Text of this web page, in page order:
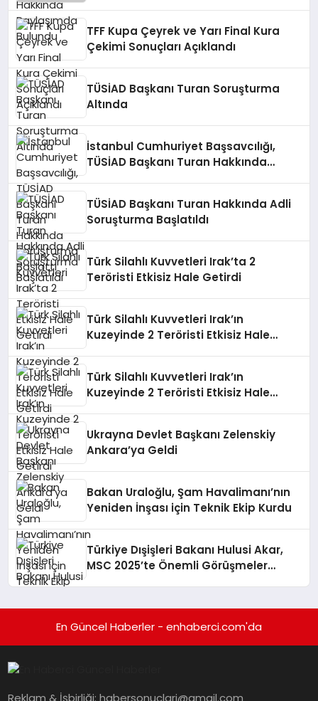
TFF Kupa Çeyrek ve Yarı Final Kura
Çekimi Sonuçları Açıklandı
TÜSİAD Başkanı Turan Soruşturma
Altında
İstanbul Cumhuriyet Başsavcılığı,
TÜSİAD Başkanı Turan Hakkında
TÜSİAD Başkanı Turan Hakkında Adli
Soruşturma Başlatıldı
Türk Silahlı Kuvvetleri Irak’ta 2
Teröristi Etkisiz Hale Getirdi
Türk Silahlı Kuvvetleri Irak’ın
Kuzeyinde 2 Teröristi Etkisiz Hale
Türk Silahlı Kuvvetleri Irak’ın
Kuzeyinde 2 Teröristi Etkisiz Hale
Ukrayna Devlet Başkanı Zelenskiy
Ankara’ya Geldi
Bakan Uraloğlu, Şam Havalimanı’nın
Yeniden İnşası için Teknik Ekip Kurdu
Türkiye Dışişleri Bakanı Hulusi Akar,
MSC 2025’te Önemli Görüşmeler
En Güncel Haberler - enhaberci.com'da
Reklam & İşbirliği:habersonuclari@gmail.com